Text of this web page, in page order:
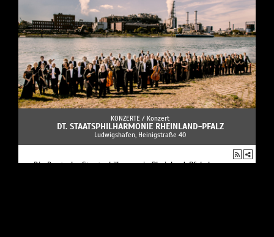
KONZERTE / Konzert
DT. STAATSPHILHARMONIE RHEINLAND-PFALZ
Ludwigshafen, Heinigstraße 40
Die Deutsche Staatsphilharmonie Rheinland-Pfalz kann